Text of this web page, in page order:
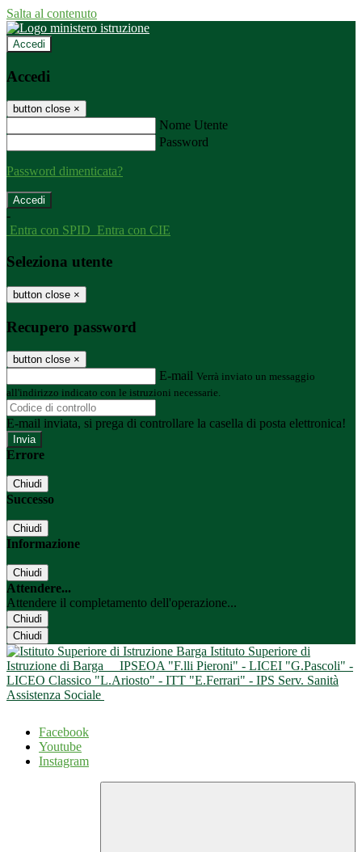
Salta al contenuto
Accedi
Accedi
button close ×
Nome Utente
Password
Password dimenticata?
-
Entra con SPID Entra con CIE
Seleziona utente
button close ×
Recupero password
button close ×
E-mail Verrà inviato un messaggio
all'indirizzo indicato con le istruzioni necessarie.
E-mail inviata, si prega di controllare la casella di posta elettronica!
Errore
Chiudi
Successo
Chiudi
Informazione
Chiudi
Attendere...
Attendere il completamento dell'operazione...
Chiudi
Chiudi
Istituto Superiore di
Istruzione di Barga
IPSEOA "F.lli Pieroni" - LICEI "G.Pascoli" -
LICEO Classico "L.Ariosto" - ITT "E.Ferrari" - IPS Serv. Sanità
Assistenza Sociale
Facebook
Youtube
Instagram